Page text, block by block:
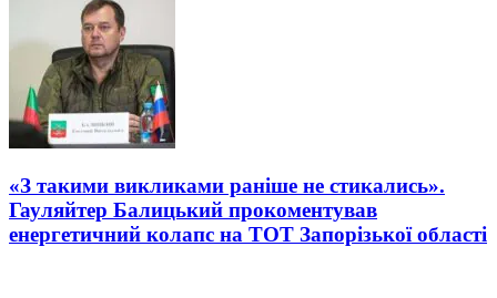
«З такими викликами раніше не стикались».
Гауляйтер Балицький прокоментував
енергетичний колапс на ТОТ Запорізької області